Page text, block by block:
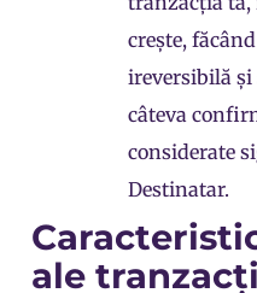
crește,
ireversibilă și
câteva
considerate
Destinatar.
ale